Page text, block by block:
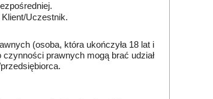
Uczestnik.
(osoba, która ukończyła 18 lat i
prawnych mogą brać udział